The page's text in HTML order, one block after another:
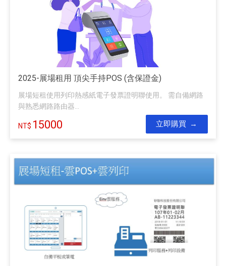
2025-展場租用 頂尖手持POS (含保證金)
展場短租使用列印熱感紙電子發票證明聯使用。 需自備網路
與熟悉網路路由器...
15000 立即購買